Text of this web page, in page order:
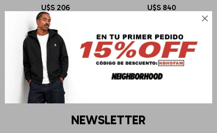

U$S 206 U$S 840
NEWSLETTER